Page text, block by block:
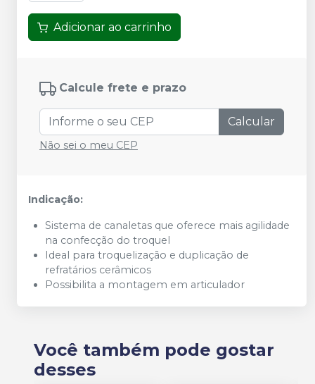
Adicionar ao carrinho
Calcule frete e prazo
Calcular
Não sei o meu CEP
Indicação:
Sistema de canaletas que oferece mais agilidade
na confecção do troquel
Ideal para troquelização e duplicação de
refratários cerâmicos
Possibilita a montagem em articulador
Você também pode gostar
desses